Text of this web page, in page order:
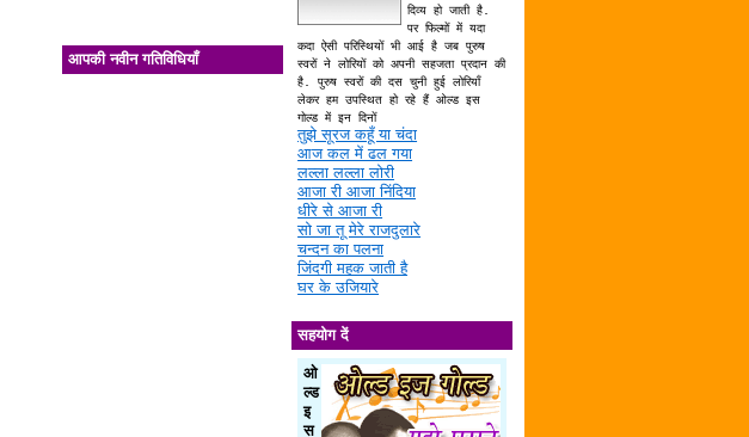
आपकी नवीन गतिविधियाँ
दिव्य हो जाती है.
पर फिल्मों में यदा
कदा ऐसी परिस्थियों भी आई है जब पुरुष
स्वरों ने लोरियों को अपनी सहजता प्रदान की
है. पुरुष स्वरों की दस चुनी हुई लोरियाँ
लेकर हम उपस्थित हो रहे हैं ओल्ड इस
गोल्ड में इन दिनों
तुझे सूरज कहूँ या चंदा
आज कल में ढल गया
लल्ला लल्ला लोरी
आजा री आजा निंदिया
धीरे से आजा री
सो जा तू मेरे राजदुलारे
चन्दन का पलना
जिंदगी महक जाती है
घर के उजियारे
सहयोग दें
ओ
ल्ड
इ
स